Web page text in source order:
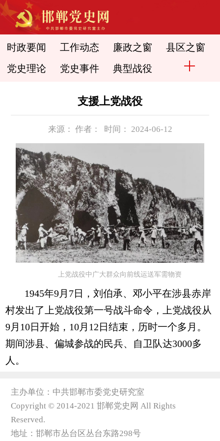
时政要闻 工作动态 廉政之窗 县区之窗
党史理论 党史事件 典型战役
支援上党战役
来源： 作者： 时间： 2024-06-12
上党战役中广大群众向前线运送军需物资
1945年9月7日，刘伯承、邓小平在涉县赤岸
村发出了上党战役第一号战斗命令，上党战役从
9月10日开始，10月12日结束，历时一个多月。
期间涉县、偏城参战的民兵、自卫队达3000多
人。
主办单位：中共邯郸市委党史研究室
Copyright © 2014-2021 邯郸党史网 All Rights
Reserved.
地址：邯郸市丛台区丛台东路298号